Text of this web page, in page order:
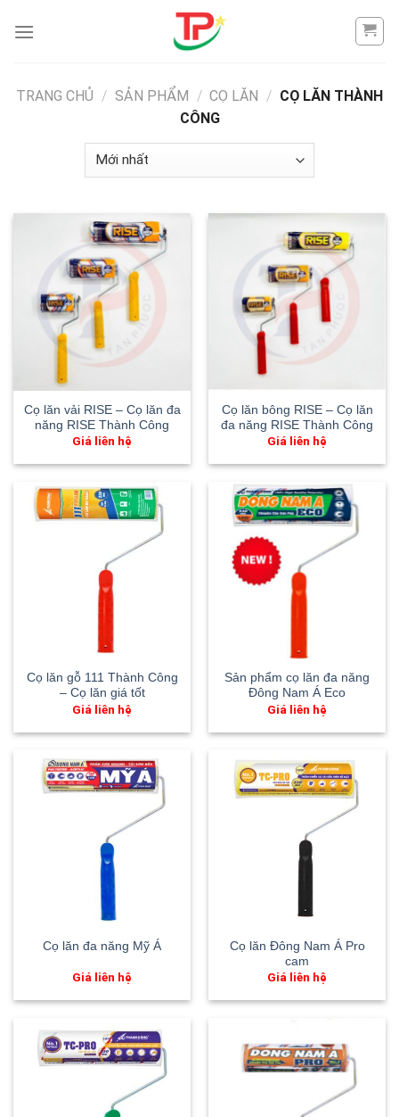
TRANG CHỦ / SẢN PHẨM / CỌ LĂN / CỌ LĂN THÀNH
CÔNG
Cọ lăn vải RISE – Cọ lăn đa
năng RISE Thành Công
Giá liên hệ
Cọ lăn bông RISE – Cọ lăn
đa năng RISE Thành Công
Giá liên hệ
Cọ lăn gỗ 111 Thành Công
– Cọ lăn giá tốt
Giá liên hệ
Sản phẩm cọ lăn đa năng
Đông Nam Á Eco
Giá liên hệ
Cọ lăn đa năng Mỹ Á
Giá liên hệ
Cọ lăn Đông Nam Á Pro
cam
Giá liên hệ